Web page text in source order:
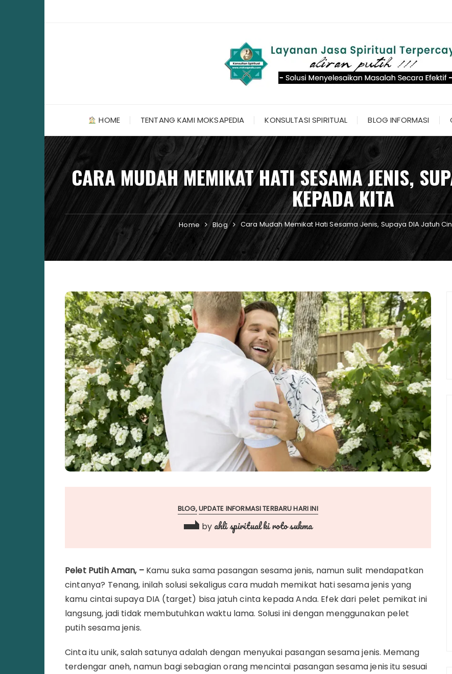
HOME TENTANG KAMI MOKSAPEDIA KONSULTASI SPIRITUAL BLOG INFORMASI
CARA MUDAH MEMIKAT HATI SESAMA JENIS,
KEPADA KITA
Home Blog Cara Mudah Memikat Hati Sesama Jenis, Supaya DIA Jatuh
BLOG UPDATE INFORMASI TERBARU HARI INI
by ahli spiritual ki roto sukma
Pelet Putih Aman, –Kamu suka sama pasangan sesama jenis, namun sulit mendapatkan
cintanya? Tenang, inilah solusi sekaligus cara mudah memikat hati sesama jenis yang
kamu cintai supaya DIA (target) bisa jatuh cinta kepada Anda. Efek dari pelet pemikat ini
langsung, jadi tidak membutuhkan waktu lama. Solusi ini dengan menggunakan pelet
putih sesama jenis.
Cinta itu unik, salah satunya adalah dengan menyukai pasangan sesama jenis. Memang
terdengar aneh, namun bagi sebagian orang mencintai pasangan sesama jenis itu sesuai